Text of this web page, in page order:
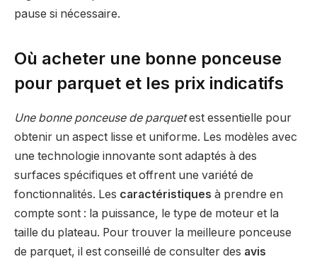
pause si nécessaire.
Où acheter une bonne ponceuse
pour parquet et les prix indicatifs
Une bonne ponceuse de parquetest essentielle pour
obtenir un aspect lisse et uniforme. Les modèles avec
une technologie innovante sont adaptés à des
surfaces spécifiques et offrent une variété de
fonctionnalités. Les caractéristiques à prendre en
compte sont : la puissance, le type de moteur et la
taille du plateau. Pour trouver la meilleure ponceuse
de parquet, il est conseillé de consulter des avis